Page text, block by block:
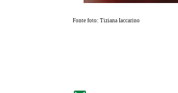
Fonte foto: Tiziana Iaccarino